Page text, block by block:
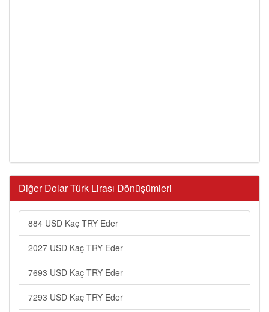
Diğer Dolar Türk Lirası Dönüşümleri
884 USD Kaç TRY Eder
2027 USD Kaç TRY Eder
7693 USD Kaç TRY Eder
7293 USD Kaç TRY Eder